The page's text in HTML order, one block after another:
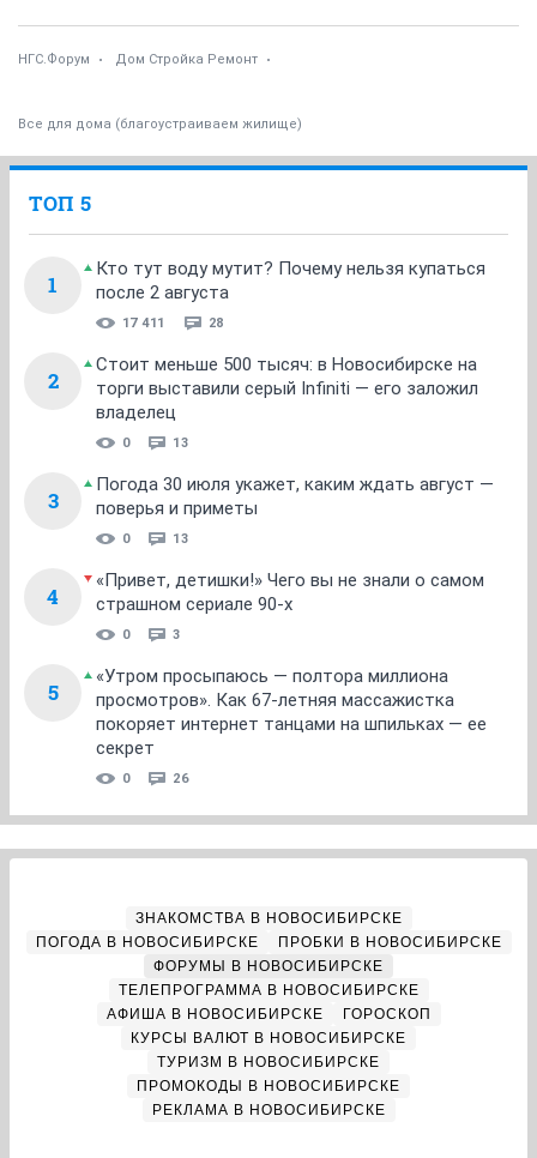
НГС.Форум Дом Стройка Ремонт
Все для дома (благоустраиваем жилище)
ТОП 5
1
Кто тут воду мутит? Почему нельзя купаться
после 2 августа
17 411 28
2
Стоит меньше 500 тысяч: в Новосибирске на
торги выставили серый Infiniti — его заложил
владелец
0 13
3
Погода 30 июля укажет, каким ждать август —
поверья и приметы
0 13
4
«Привет, детишки!» Чего вы не знали о самом
страшном сериале 90-х
0 3
5
«Утром просыпаюсь — полтора миллиона
просмотров». Как 67-летняя массажистка
покоряет интернет танцами на шпильках — ее
секрет
0 26
ЗНАКОМСТВА В НОВОСИБИРСКЕ
ПОГОДА В НОВОСИБИРСКЕ
ПРОБКИ В НОВОСИБИРСКЕ
ФОРУМЫ В НОВОСИБИРСКЕ
ТЕЛЕПРОГРАММА В НОВОСИБИРСКЕ
АФИША В НОВОСИБИРСКЕ
ГОРОСКОП
КУРСЫ ВАЛЮТ В НОВОСИБИРСКЕ
ТУРИЗМ В НОВОСИБИРСКЕ
ПРОМОКОДЫ В НОВОСИБИРСКЕ
РЕКЛАМА В НОВОСИБИРСКЕ